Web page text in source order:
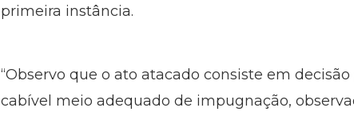
primeira instância.
“Observo que o ato atacado consiste em
cabível meio adequado de impugnação,